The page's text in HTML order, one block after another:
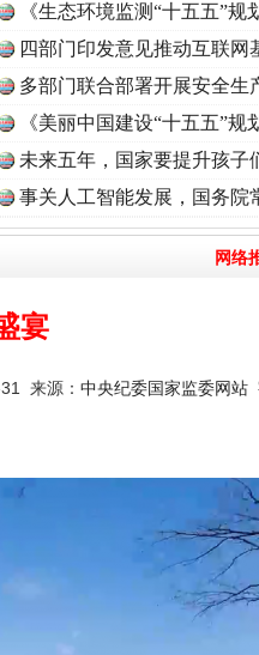
..·[视频]牢记初心使命 奋进复兴征程丨
《生态环境监测“十五五”
读
四部门印发意见推动互联网
多部门联合部署开展安全生
《美丽中国建设“十五五”规
未来五年，国家要提升孩子
事关人工智能发展，国务
网络
宴
来源： 中央纪委国家监委网站